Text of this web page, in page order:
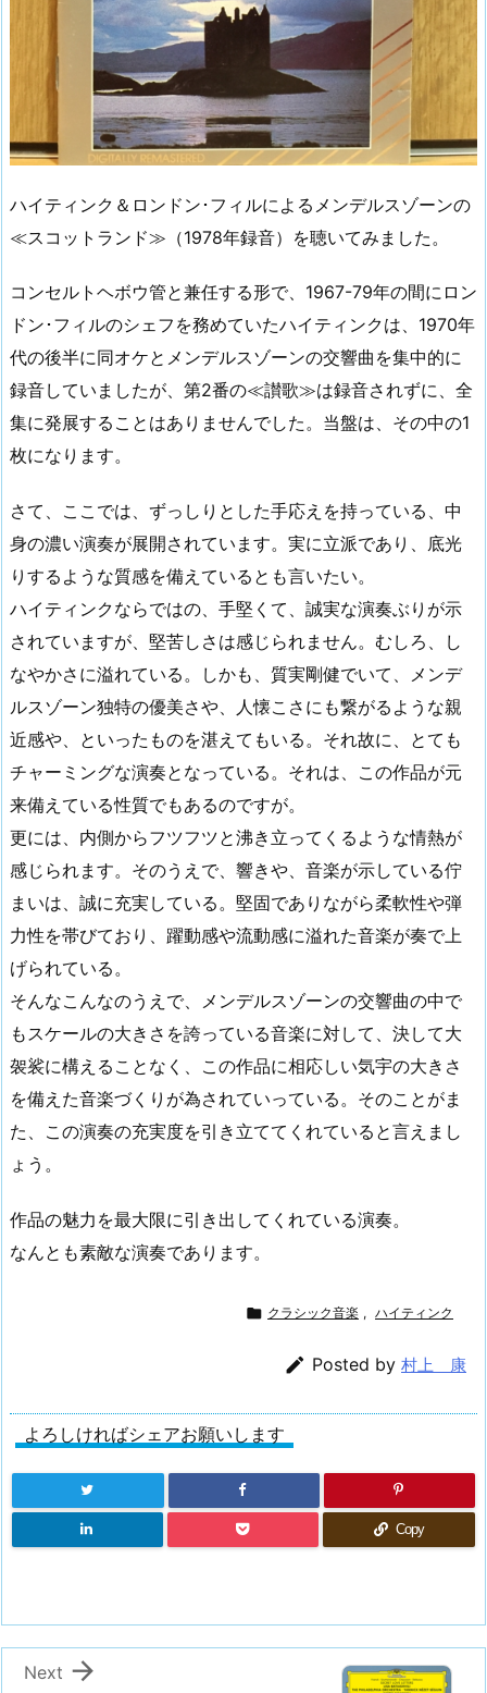
ハイティンク＆ロンドン･フィルによるメンデルスゾーンの
≪スコットランド≫（1978年録音）を聴いてみました。
コンセルトヘボウ管と兼任する形で、1967-79年の間にロン
ドン･フィルのシェフを務めていたハイティンクは、1970年
代の後半に同オケとメンデルスゾーンの交響曲を集中的に
録音していましたが、第2番の≪讃歌≫は録音されずに、全
集に発展することはありませんでした。当盤は、その中の1
枚になります。
さて、ここでは、ずっしりとした手応えを持っている、中
身の濃い演奏が展開されています。実に立派であり、底光
りするような質感を備えているとも言いたい。
ハイティンクならではの、手堅くて、誠実な演奏ぶりが示
されていますが、堅苦しさは感じられません。むしろ、し
なやかさに溢れている。しかも、質実剛健でいて、メンデ
ルスゾーン独特の優美さや、人懐こさにも繋がるような親
近感や、といったものを湛えてもいる。それ故に、とても
チャーミングな演奏となっている。それは、この作品が元
来備えている性質でもあるのですが。
更には、内側からフツフツと沸き立ってくるような情熱が
感じられます。そのうえで、響きや、音楽が示している佇
まいは、誠に充実している。堅固でありながら柔軟性や弾
力性を帯びており、躍動感や流動感に溢れた音楽が奏で上
げられている。
そんなこんなのうえで、メンデルスゾーンの交響曲の中で
もスケールの大きさを誇っている音楽に対して、決して大
袈裟に構えることなく、この作品に相応しい気宇の大きさ
を備えた音楽づくりが為されていっている。そのことがま
た、この演奏の充実度を引き立ててくれていると言えまし
ょう。
作品の魅力を最大限に引き出してくれている演奏。
なんとも素敵な演奏であります。
 クラシック音楽 , ハイティンク
 Posted by 村上 康
よろしければシェアお願いします
Copy

Next